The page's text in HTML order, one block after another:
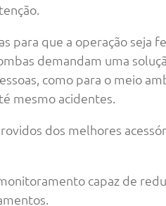
para que a operação seja
demandam uma
como para o meio
mesmo acidentes.
dos melhores
capaz de